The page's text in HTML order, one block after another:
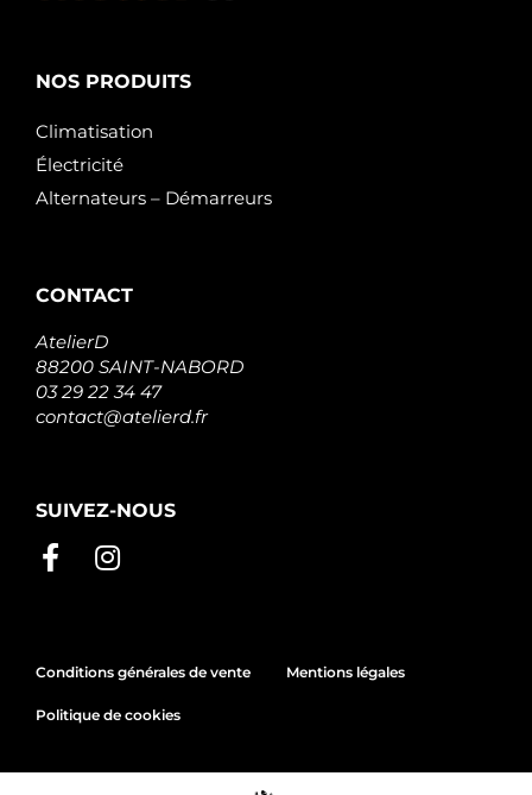
NOS PRODUITS
Climatisation
Électricité
Alternateurs – Démarreurs
CONTACT
AtelierD
88200 SAINT-NABORD
03 29 22 34 47
contact@atelierd.fr
SUIVEZ-NOUS
Conditions générales de vente Mentions légales
Politique de cookies